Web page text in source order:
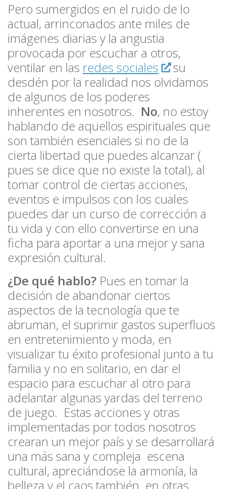
Pero sumergidos en el ruido de lo
actual, arrinconados ante miles de
imágenes diarias y la angustia
provocada por escuchar a otros,
ventilar en las redes sociales
su
desdén por la realidad nos olvidamos
de algunos de los poderes
inherentes en nosotros. No, no estoy
hablando de aquellos espirituales que
son también esenciales si no de la
cierta libertad que puedes alcanzar (
pues se dice que no existe la total), al
tomar control de ciertas acciones,
eventos e impulsos con los cuales
puedes dar un curso de corrección a
tu vida y con ello convertirse en una
ficha para aportar a una mejor y sana
expresión cultural.
¿De qué hablo? Pues en tomar la
decisión de abandonar ciertos
aspectos de la tecnología que te
abruman, el suprimir gastos superfluos
en entretenimiento y moda, en
visualizar tu éxito profesional junto a tu
familia y no en solitario, en dar el
espacio para escuchar al otro para
adelantar algunas yardas del terreno
de juego. Estas acciones y otras
implementadas por todos nosotros
crearan un mejor país y se desarrollará
una más sana y compleja escena
cultural, apreciándose la armonía, la
belleza y el caos también. en otras